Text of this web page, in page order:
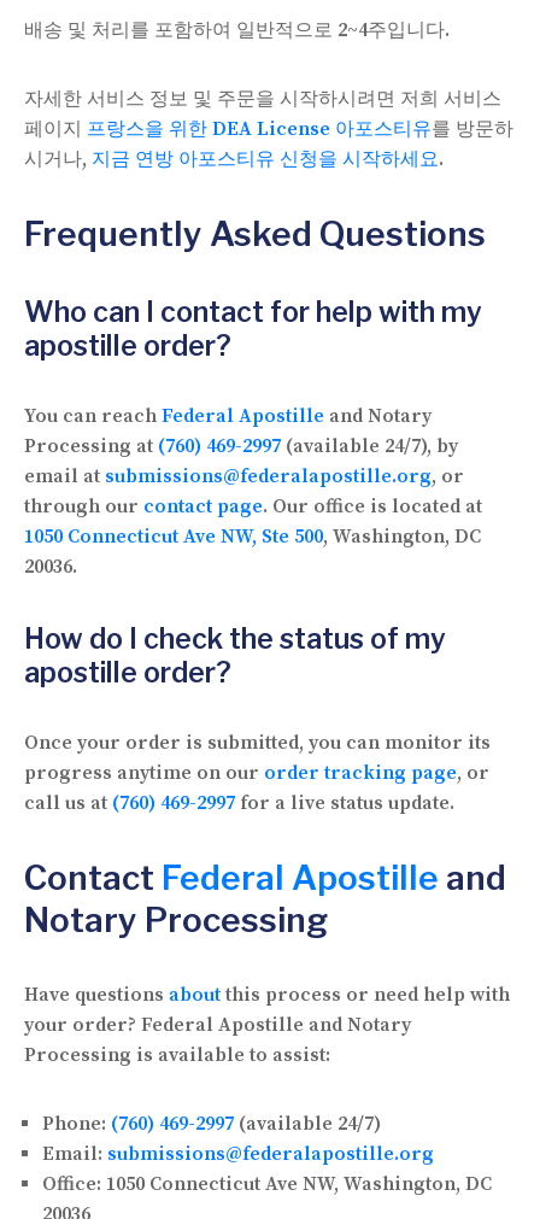
배송 및 처리를 포함하여 일반적으로 2~4주입니다.
자세한 서비스 정보 및 주문을 시작하시려면 저희 서비스
페이지 프랑스을 위한 DEA License 아포스티유를 방문하
시거나, 지금 연방 아포스티유 신청을 시작하세요.
Frequently Asked Questions
Who can I contact for help with my
apostille order?
You can reach Federal Apostille and Notary
Processing at (760) 469-2997 (available 24/7), by
email at submissions@federalapostille.org, or
through our contact page. Our office is located at
1050 Connecticut Ave NW, Ste 500, Washington, DC
20036.
How do I check the status of my
apostille order?
Once your order is submitted, you can monitor its
progress anytime on our order tracking page, or
call us at (760) 469-2997 for a live status update.
Contact Federal Apostille and
Notary Processing
Have questions about this process or need help with
your order? Federal Apostille and Notary
Processing is available to assist:
Phone: (760) 469-2997 (available 24/7)
Email: submissions@federalapostille.org
Office: 1050 Connecticut Ave NW, Washington, DC
20036